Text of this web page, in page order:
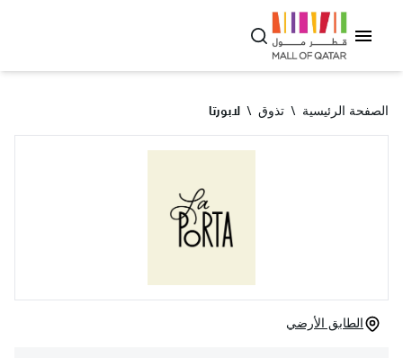
الصفحة الرئيسية \ تذوق \ لابورتا
الطابق الأرضي